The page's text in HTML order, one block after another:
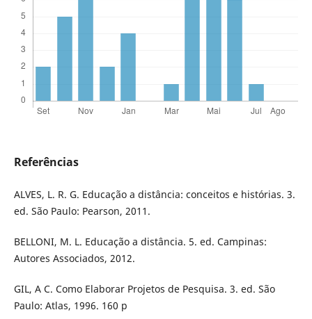
Referências
ALVES, L. R. G. Educação a distância: conceitos e histórias. 3.
ed. São Paulo: Pearson, 2011.
BELLONI, M. L. Educação a distância. 5. ed. Campinas:
Autores Associados, 2012.
GIL, A C. Como Elaborar Projetos de Pesquisa. 3. ed. São
Paulo: Atlas, 1996. 160 p